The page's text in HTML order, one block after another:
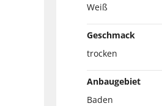
Weiß
Geschmack
trocken
Anbaugebiet
Baden